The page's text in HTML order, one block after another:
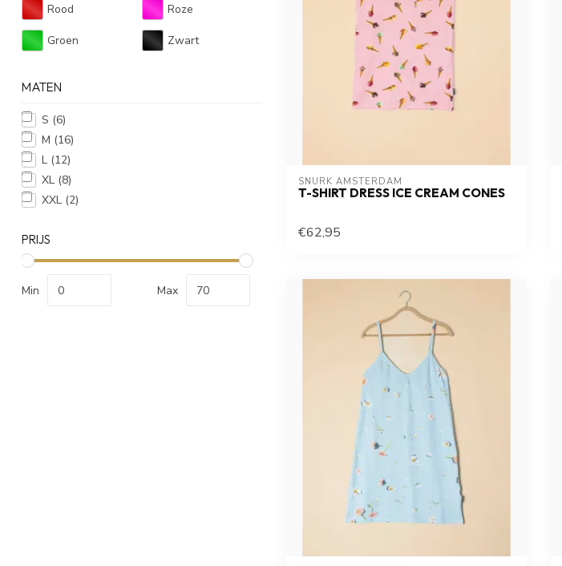
Rood Roze
Groen Zwart
MATEN
S (6)
M (16)
L (12)
XL (8)
XXL (2)
PRIJS
Min Max
SNURK AMSTERDAM
T-SHIRT DRESS ICE CREAM CONES
€62,95